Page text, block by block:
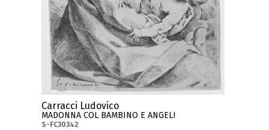
Carracci Ludovico
MADONNA COL BAMBINO E ANGELI
S-FC30342